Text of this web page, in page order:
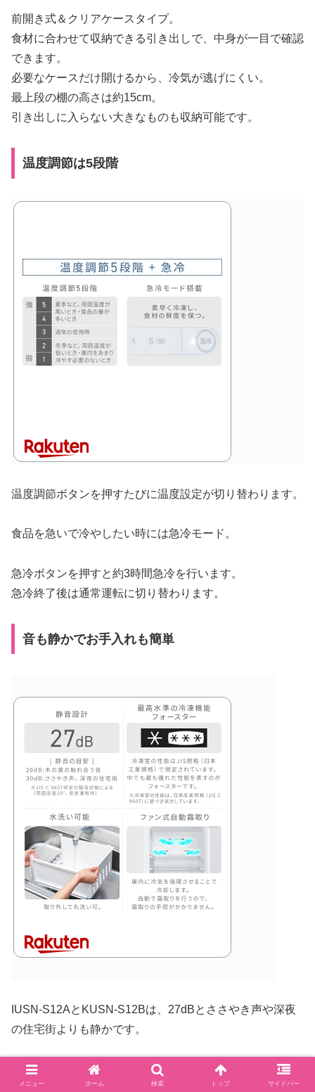
前開き式＆クリアケースタイプ。
食材に合わせて収納できる引き出しで、中身が一目で確認
できます。
必要なケースだけ開けるから、冷気が逃げにくい。
最上段の棚の高さは約15cm。
引き出しに入らない大きなものも収納可能です。
温度調節は5段階
温度調節ボタンを押すたびに温度設定が切り替わります。
食品を急いで冷やしたい時には急冷モード。
急冷ボタンを押すと約3時間急冷を行います。
急冷終了後は通常運転に切り替わります。
音も静かでお手入れも簡単
IUSN-S12AとKUSN-S12Bは、27dBとささやき声や深夜
の住宅街よりも静かです。
また、引き出しは水洗いでき、お手入れも簡単♪
ファン式自動霜取り付きです。
メニュー ホーム 検索 トップ サイドバー